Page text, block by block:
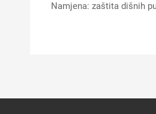
Namjena: zaštita dišnih